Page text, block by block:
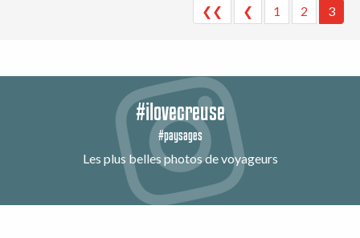
❮❮ ❮ 1 2 3
#ilovecreuse
#paysages
Les plus belles photos de voyageurs